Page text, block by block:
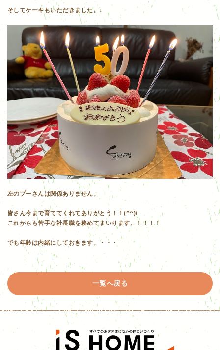
そしてケーキもいただきました。↓
左のプーさんは関係ありません。
皆さん今まで育ててくれてありがとう！！(^^)/
​これからも苦手な社長職を務めてまいります。！！！！
でも年齢は内緒にしておきます。・・・
一覧へ戻る